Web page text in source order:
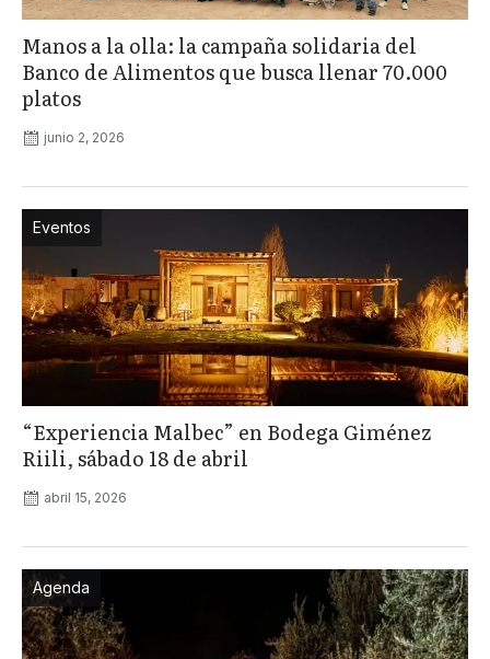
Manos a la olla: la campaña solidaria del
Banco de Alimentos que busca llenar 70.000
platos
junio 2, 2026
Eventos
“Experiencia Malbec” en Bodega Giménez
Riili, sábado 18 de abril
abril 15, 2026
Agenda